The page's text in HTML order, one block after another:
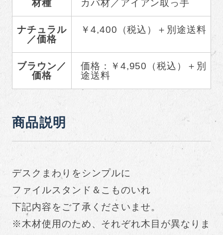
材種 カバ材／アイアン取っ手
ナチュラル
／価格
￥4,400（税込）＋別途送料
ブラウン／
価格
価格：￥4,950（税込）＋別
途送料
商品説明
デスクまわりをシンプルに
ファイルスタンド＆こものいれ
下記内容をご了承くださいませ。
※木材使用のため、それぞれ木目が異なりま